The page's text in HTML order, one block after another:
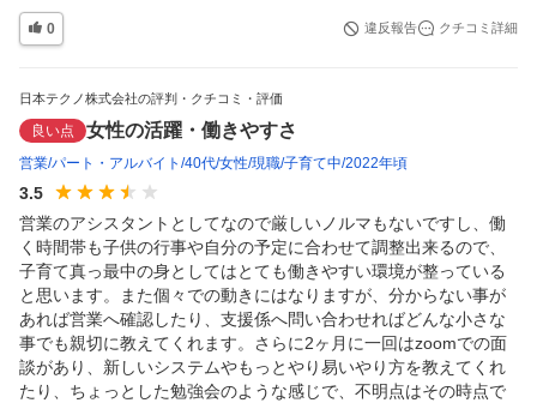
0 違反報告 クチコミ詳細
日本テクノ株式会社の評判・クチコミ・評価
良い点 女性の活躍・働きやすさ
営業 パート・アルバイト 40代 女性 現職 子育て中 2022年頃
3.5
営業のアシスタントとしてなので厳しいノルマもないですし、働
く時間帯も子供の行事や自分の予定に合わせて調整出来るので、
子育て真っ最中の身としてはとても働きやすい環境が整っている
と思います。また個々での動きにはなりますが、分からない事が
あれば営業へ確認したり、支援係へ問い合わせればどんな小さな
事でも親切に教えてくれます。さらに2ヶ月に一回はzoomでの面
談があり、新しいシステムやもっとやり易いやり方を教えてくれ
たり、ちょっとした勉強会のような感じで、不明点はその時点で